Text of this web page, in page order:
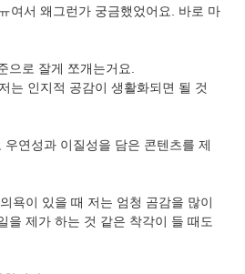
여서 왜그런가 궁금했었어요. 바로 마
으로 잘게 쪼개는거요.
는 인지적 공감이 생활화되면 될 것
연성과 이질성을 담은 콘텐츠를 제
욕이 있을 때 저는 엄청 곰감을 많이
을 제가 하는 것 같은 착각이 들 때도